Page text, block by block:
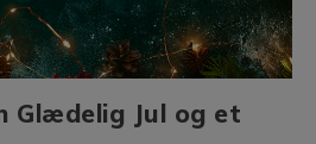
Glædelig Jul og et